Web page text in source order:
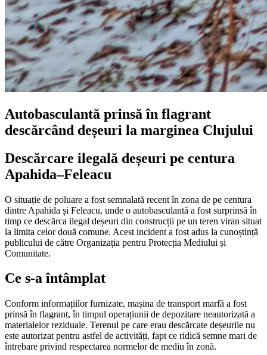
Autobasculantă prinsă în flagrant
descărcând deșeuri la marginea Clujului
Descărcare ilegală deșeuri pe centura
Apahida–Feleacu
O situație de poluare a fost semnalată recent în zona de pe centura
dintre Apahida și Feleacu, unde o autobasculantă a fost surprinsă în
timp ce descărca ilegal deșeuri din construcții pe un teren viran situat
la limita celor două comune. Acest incident a fost adus la cunoștință
publicului de către Organizația pentru Protecția Mediului și
Comunitate.
Ce s-a întâmplat
Conform informațiilor furnizate, mașina de transport marfă a fost
prinsă în flagrant, în timpul operațiunii de depozitare neautorizată a
materialelor reziduale. Terenul pe care erau descărcate deșeurile nu
este autorizat pentru astfel de activități, fapt ce ridică semne mari de
întrebare privind respectarea normelor de mediu în zonă.